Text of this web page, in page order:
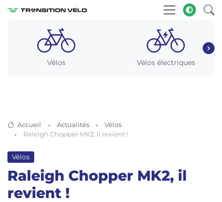
Vélos Vélos électriques
Accueil Actualités
Vélos
Raleigh Chopper MK2, il revient !
Vélos
Raleigh Chopper MK2, il
revient !